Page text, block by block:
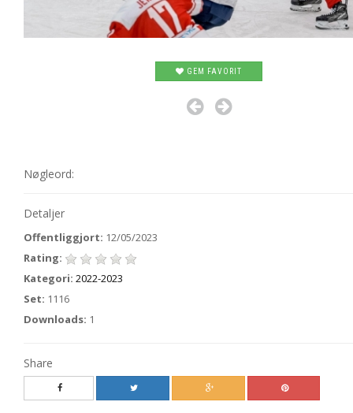
GEM FAVORIT
Nøgleord:
Detaljer
Offentliggjort: 12/05/2023
Rating:
Kategori: 2022-2023
Set: 1116
Downloads: 1
Share